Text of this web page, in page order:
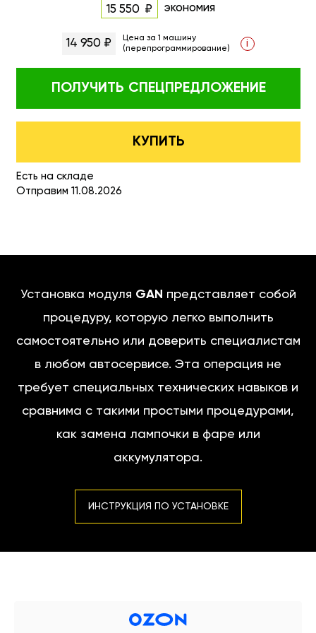
15 550 экономия
14 950 ₽
Цена за 1 машину
(перепрограммирование)
i
ПОЛУЧИТЬ СПЕЦПРЕДЛОЖЕНИЕ
КУПИТЬ
Есть на складе
Отправим 11.08.2026
Установка модуля GAN представляет собой
процедуру, которую легко выполнить
самостоятельно или доверить специалистам
в любом автосервисе. Эта операция не
требует специальных технических навыков и
сравнима с такими простыми процедурами,
как замена лампочки в фаре или
аккумулятора.
ИНСТРУКЦИЯ ПО УСТАНОВКЕ